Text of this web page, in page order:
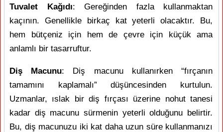
Tuvalet Kağıdı: Gereğinden fazla kullanmaktan
kaçının. Genellikle birkaç kat yeterli olacaktır. Bu,
hem bütçeniz için hem de çevre için küçük ama
anlamlı bir tasarruftur.
Diş Macunu: Diş macunu kullanırken “fırçanın
tamamını kaplamalı” düşüncesinden kurtulun.
Uzmanlar, ıslak bir diş fırçası üzerine nohut tanesi
kadar diş macunu sürmenin yeterli olduğunu belirtir.
Bu, diş macunuzu iki kat daha uzun süre kullanmanızı